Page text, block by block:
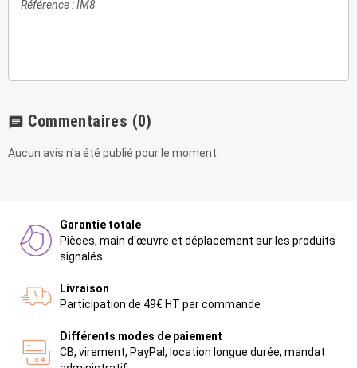
Référence : IM8
chat Commentaires (0)
Aucun avis n'a été publié pour le moment.
Garantie totale
Pièces, main d'œuvre et déplacement sur les produits
signalés
Livraison
Participation de 49€ HT par commande
Différents modes de paiement
CB, virement, PayPal, location longue durée, mandat